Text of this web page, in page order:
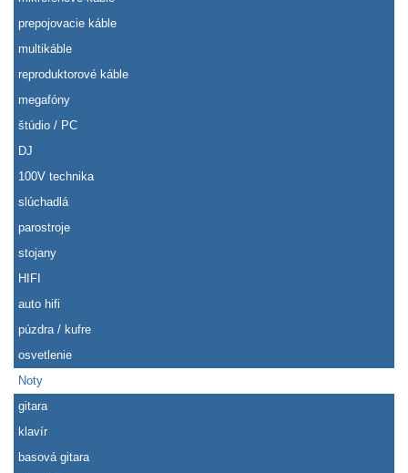
prepojovacie káble
multikáble
reproduktorové káble
megafóny
štúdio / PC
DJ
100V technika
slúchadlá
parostroje
stojany
HIFI
auto hifi
púzdra / kufre
osvetlenie
Noty
gitara
klavír
basová gitara